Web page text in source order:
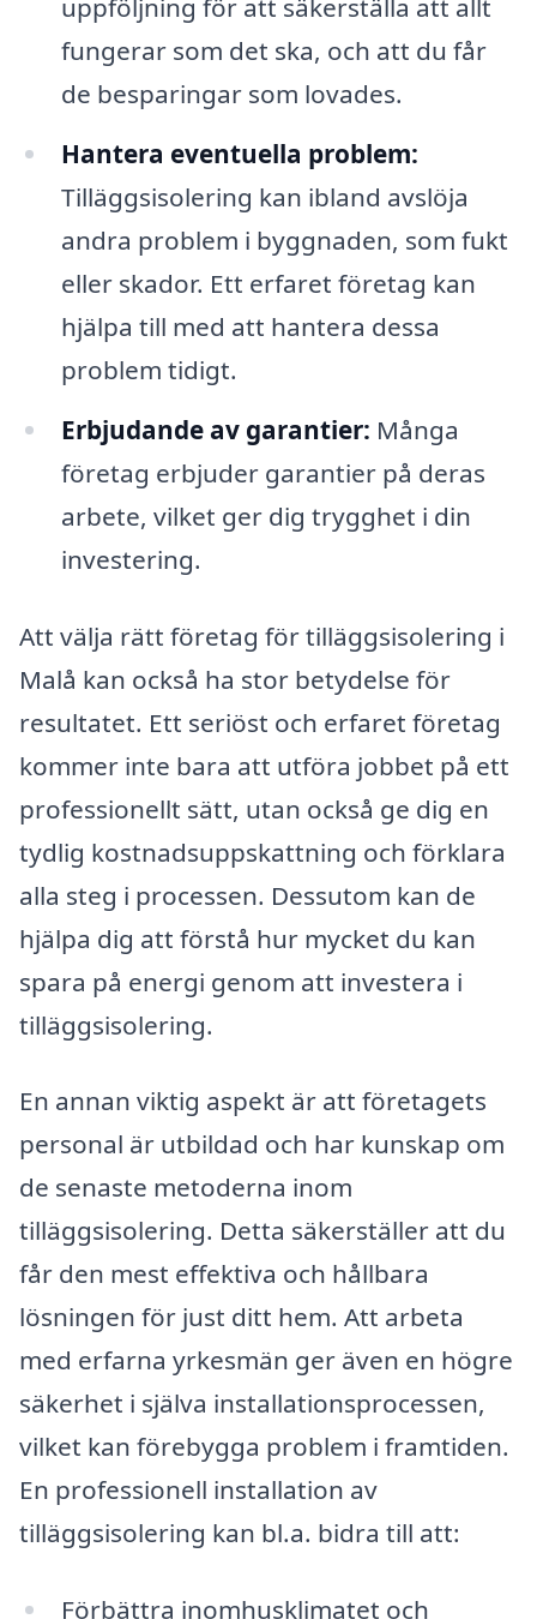
uppföljning för att säkerställa att allt
fungerar som det ska, och att du får
de besparingar som lovades.
Hantera eventuella problem:
Tilläggsisolering kan ibland avslöja
andra problem i byggnaden, som fukt
eller skador. Ett erfaret företag kan
hjälpa till med att hantera dessa
problem tidigt.
Erbjudande av garantier: Många
företag erbjuder garantier på deras
arbete, vilket ger dig trygghet i din
investering.
Att välja rätt företag för tilläggsisolering i
Malå kan också ha stor betydelse för
resultatet. Ett seriöst och erfaret företag
kommer inte bara att utföra jobbet på ett
professionellt sätt, utan också ge dig en
tydlig kostnadsuppskattning och förklara
alla steg i processen. Dessutom kan de
hjälpa dig att förstå hur mycket du kan
spara på energi genom att investera i
tilläggsisolering.
En annan viktig aspekt är att företagets
personal är utbildad och har kunskap om
de senaste metoderna inom
tilläggsisolering. Detta säkerställer att du
får den mest effektiva och hållbara
lösningen för just ditt hem. Att arbeta
med erfarna yrkesmän ger även en högre
säkerhet i själva installationsprocessen,
vilket kan förebygga problem i framtiden.
En professionell installation av
tilläggsisolering kan bl.a. bidra till att:
Förbättra inomhusklimatet och